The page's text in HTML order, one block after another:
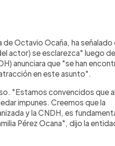
Octavio Ocaña, ha señalado
actor) se esclarezca" luego
anunciara que "se han
en este asunto".
"Estamos convencidos que
impunes. Creemos que la
y la CNDH, es
Pérez Ocana", dijo la